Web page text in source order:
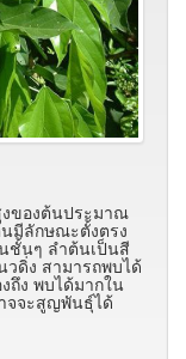
ของต้นประมาณ
นมีลักษณะตั้งตรง
ชั้นๆ ลำต้นเป็นสี
วดิ่ง สามารถพบได้
ถึง พบได้มากใน
จจะสูญพันธุ์ได้